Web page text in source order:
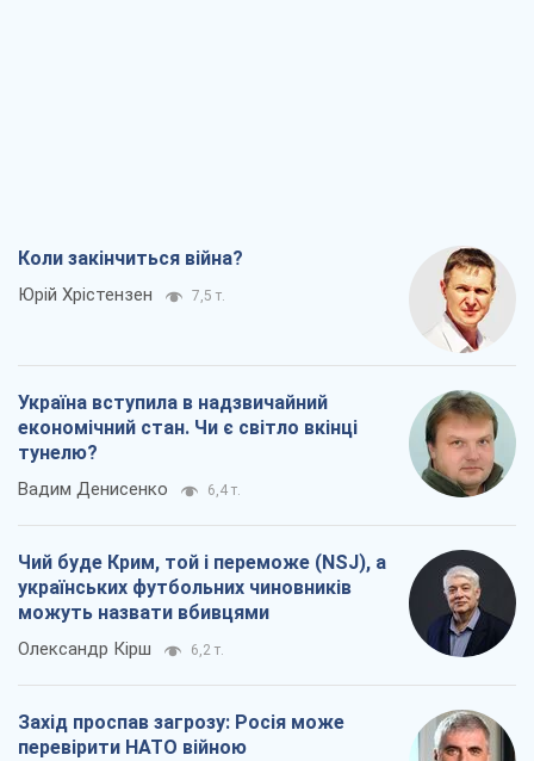
Коли закінчиться війна?
Юрій Хрістензен 7,5 т.
Україна вступила в надзвичайний
економічний стан. Чи є світло вкінці
тунелю?
Вадим Денисенко 6,4 т.
Чий буде Крим, той і переможе (NSJ), а
українських футбольних чиновників
можуть назвати вбивцями
Олександр Кірш 6,2 т.
Захід проспав загрозу: Росія може
перевірити НАТО війною